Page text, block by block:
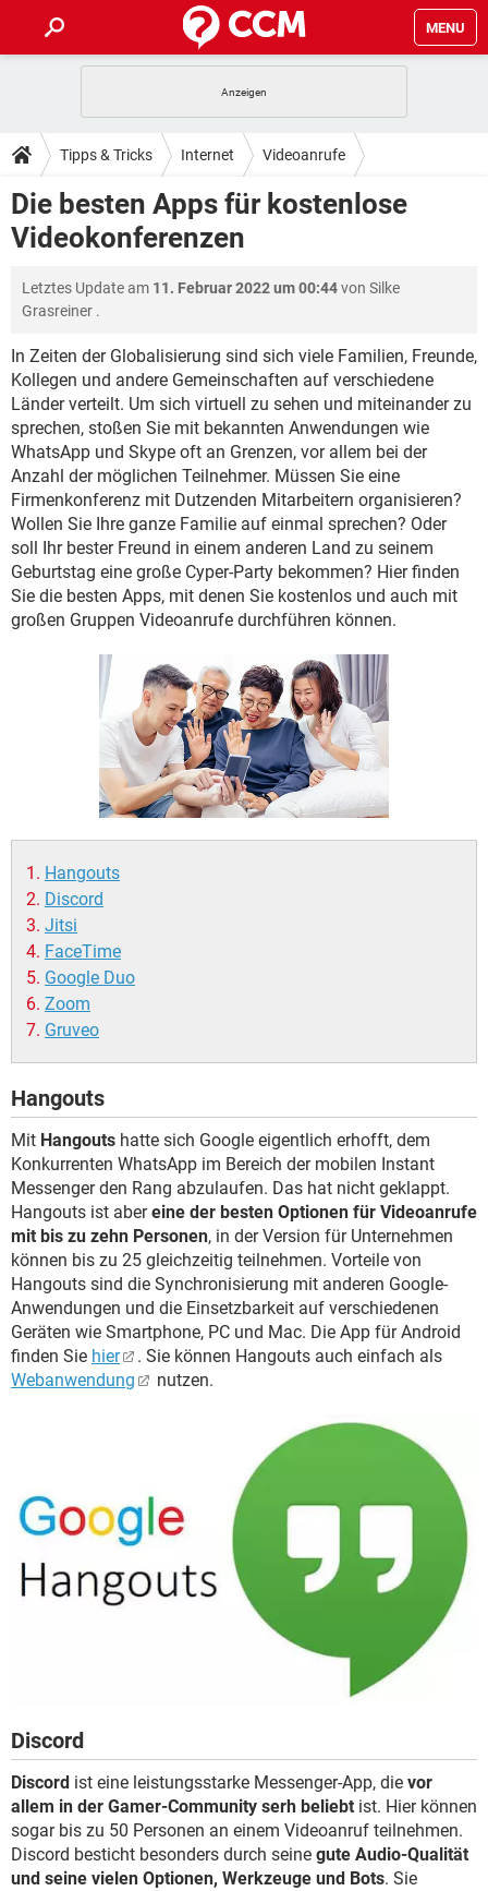
MENU
ANDROID IOS
WINDOWS 10 INSTAGRAM
WHATSAPP
TIPPS & TRICKS
SPIELE
ANDROID IOS
WHATSAPP TIKTOK
DOWNLOADS
SPIELE
WINDOWS 10
WHATSAPP TIKTOK
FACEBOOK HARDWARE
FORUM
SPIELE STREAMING
WINDOWS 10 INSTAGRAM
WHATSAPP TIKTOK
FACEBOOK
LEXIKON
SPIELE STREAMING
ANDROID IOS
WINDOWS 10 INSTAGRAM
WHATSAPP TIKTOK
FACEBOOK HARDWARE
Tipps & Tricks Internet Videoanrufe
Die besten Apps für kostenlose
Videokonferenzen
Letztes Update am 11. Februar 2022 um 00:44von Silke
Grasreiner .
In Zeiten der Globalisierung sind sich viele Familien, Freunde,
Kollegen und andere Gemeinschaften auf verschiedene
Länder verteilt. Um sich virtuell zu sehen und miteinander zu
sprechen, stoßen Sie mit bekannten Anwendungen wie
WhatsApp und Skype oft an Grenzen, vor allem bei der
Anzahl der möglichen Teilnehmer. Müssen Sie eine
Firmenkonferenz mit Dutzenden Mitarbeitern organisieren?
Wollen Sie Ihre ganze Familie auf einmal sprechen? Oder
soll Ihr bester Freund in einem anderen Land zu seinem
Geburtstag eine große Cyper-Party bekommen? Hier finden
Sie die besten Apps, mit denen Sie kostenlos und auch mit
großen Gruppen Videoanrufe durchführen können.
Hangouts
Discord
Jitsi
FaceTime
Google Duo
Zoom
Gruveo
Hangouts
Mit Hangouts hatte sich Google eigentlich erhofft, dem
Konkurrenten WhatsApp im Bereich der mobilen Instant
Messenger den Rang abzulaufen. Das hat nicht geklappt.
Hangouts ist abereine der besten Optionen für Videoanrufe
mit bis zu zehn Personen, in der Version für Unternehmen
können bis zu 25 gleichzeitig teilnehmen. Vorteile von
Hangouts sind die Synchronisierung mit anderen Google-
Anwendungen und die Einsetzbarkeit auf verschiedenen
Geräten wie Smartphone, PC und Mac. Die App für Android
finden Sie hier
. Sie können Hangouts auch einfach als
Webanwendung
nutzen.
Discord
Discord ist eine leistungsstarke Messenger-App, die vor
allem in der Gamer-Community serh beliebt ist. Hier können
sogar bis zu 50 Personen an einem Videoanruf teilnehmen.
Discord besticht besonders durch seine gute Audio-Qualität
und seine vielen Optionen, Werkzeuge und Bots. Sie